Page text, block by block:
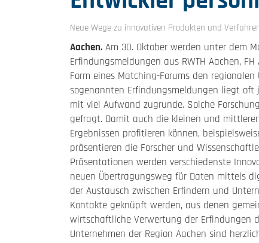
Neue Wege zu innovativen Produkten und
Aachen. Am 30. Oktober werden unter dem
Erfindungsmeldungen aus RWTH Aachen,
Form eines Matching-Forums den
sogenannten Erfindungsmeldungen liegt
mit viel Aufwand zugrunde. Solche
gefragt. Damit auch die kleinen und
Ergebnissen profitieren können,
präsentieren die Forscher und
Präsentationen werden verschiedenste
neuen Übertragungsweg für Daten mittels
der Austausch zwischen Erfindern und
Kontakte geknüpft werden, aus denen
wirtschaftliche Verwertung der Erfindungen
Unternehmen der Region Aachen sind